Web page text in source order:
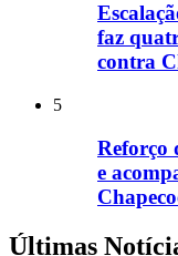
faz
contra
5
Reforço
e
Últimas